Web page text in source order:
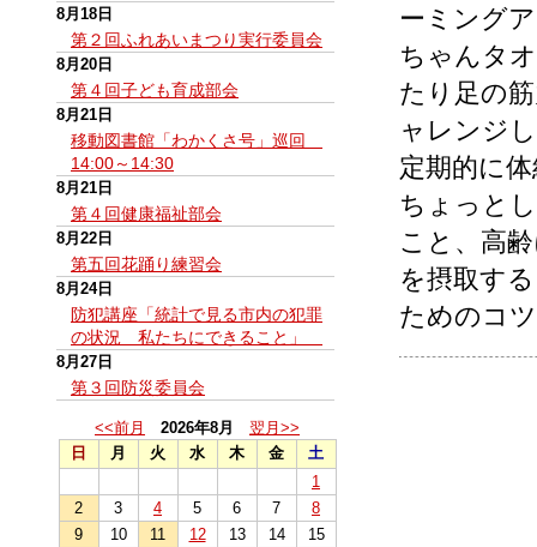
8月18日
第２回ふれあいまつり実行委員会
8月20日
第４回子ども育成部会
8月21日
移動図書館「わかくさ号」巡回
14:00～14:30
8月21日
第４回健康福祉部会
8月22日
第五回花踊り練習会
8月24日
防犯講座「統計で見る市内の犯罪
の状況 私たちにできること」
8月27日
第３回防災委員会
<<前月 2026年8月
翌月>>
日
月 火 水 木 金
土
1
2
3 4 5 6 7
8
9
10 11 12 13 14
15
ーミング
ちゃんタ
たり足の
ャレンジ
定期的に
ちょっと
こと、高
を摂取す
ためのコ